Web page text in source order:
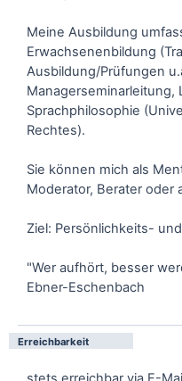
Meine Ausbildung
Erwachsenenbildung
Ausbildung/Prüfungen
Managerseminarleitung,
Sprachphilosophie
Rechtes).
Sie können mich als
Moderator, Berater oder
Ziel: Persönlichkeits-
"Wer aufhört, besser
Ebner-Eschenbach
Erreichbarkeit